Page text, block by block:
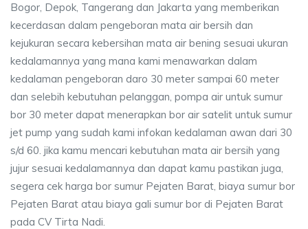
Bogor, Depok, Tangerang dan Jakarta yang memberikan
kecerdasan dalam pengeboran mata air bersih dan
kejukuran secara kebersihan mata air bening sesuai ukuran
kedalamannya yang mana kami menawarkan dalam
kedalaman pengeboran daro 30 meter sampai 60 meter
dan selebih kebutuhan pelanggan, pompa air untuk sumur
bor 30 meter dapat menerapkan bor air satelit untuk sumur
jet pump yang sudah kami infokan kedalaman awan dari 30
s/d 60. jika kamu mencari kebutuhan mata air bersih yang
jujur sesuai kedalamannya dan dapat kamu pastikan juga,
segera cek harga bor sumur Pejaten Barat, biaya sumur bor
Pejaten Barat atau biaya gali sumur bor di Pejaten Barat
pada CV Tirta Nadi.